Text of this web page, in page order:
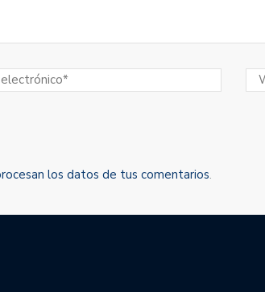
los datos de tus comentarios.